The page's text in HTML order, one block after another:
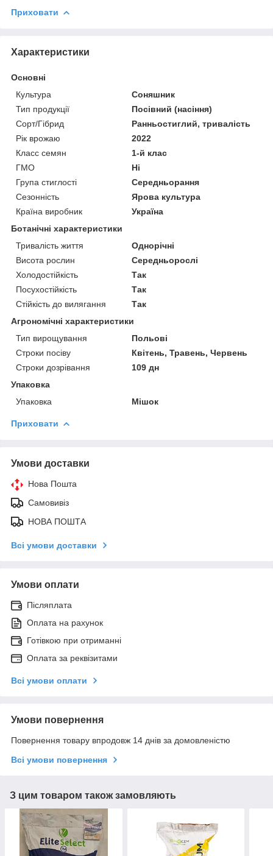
Приховати
Характеристики
Основні
Культура
Соняшник
Тип продукції
Посівний (насіння)
Сорт/Гібрид
Ранньостиглий, тривалість
Рік врожаю
2022
Класс семян
1-й клас
ГМО
Ні
Група стиглості
Середньорання
Сезонність
Ярова культура
Країна виробник
Україна
Ботанічні характеристики
Тривалість життя
Однорічні
Висота рослин
Середньорослі
Холодостійкість
Так
Посухостійкість
Так
Стійкість до вилягання
Так
Агрономічні характеристики
Тип вирощування
Польові
Строки посіву
Квітень, Травень, Червень
Строки дозрівання
109 дн
Упаковка
Упаковка
Мішок
Приховати
Умови доставки
Нова Пошта
Самовивіз
НОВА ПОШТА
Всі умови доставки
Умови оплати
Післяплата
Оплата на рахунок
Готівкою при отриманні
Оплата за реквізитами
Всі умови оплати
Умови повернення
Повернення товару впродовж 14 днів за домовленістю
Всі умови повернення
З цим товаром також замовляють